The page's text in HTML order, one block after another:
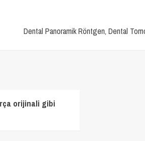
Dental Panoramik Röntgen, Dental
orijinali gibi